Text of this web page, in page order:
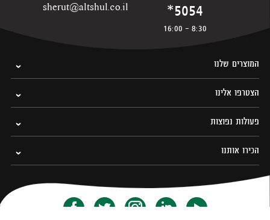
*5054
8:30 - 16:00
sherut@altshul.co.il
המוצרים שלנו
הצטרפו אלינו
פעולות נפוצות
הכירו אותנו